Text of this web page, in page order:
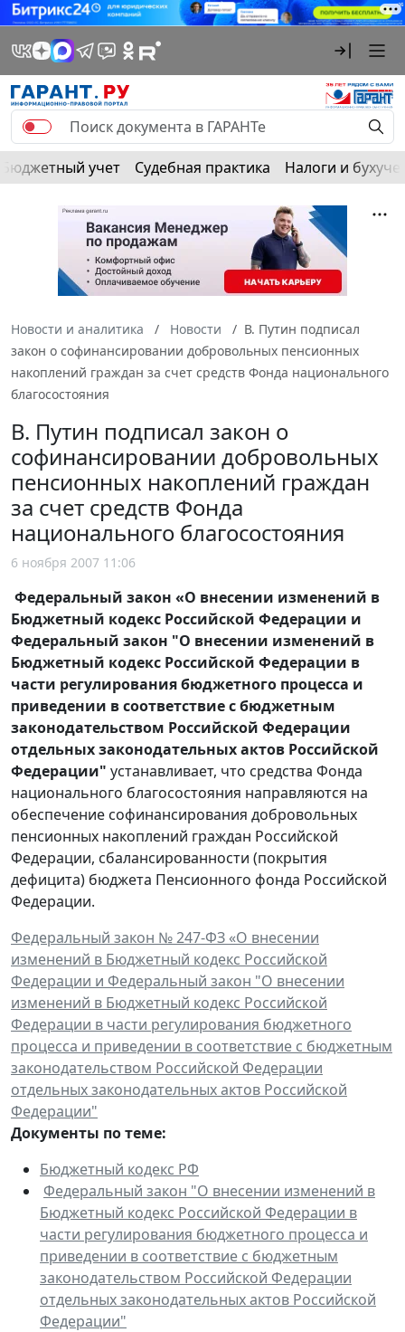
Бюджетный учет Судебная практика Налоги и
Новости и аналитика Новости
В. Путин подписал
закон о софинансировании добровольных пенсионных
накоплений граждан за счет средств Фонда национального
благосостояния
В. Путин подписал закон о
софинансировании добровольных
пенсионных накоплений граждан
за счет средств Фонда
национального благосостояния
6 ноября 2007 11:06
Федеральный закон «О внесении изменений в
Бюджетный кодекс Российской Федерации и
Федеральный закон "О внесении изменений в
Бюджетный кодекс Российской Федерации в
части регулирования бюджетного процесса и
приведении в соответствие с бюджетным
законодательством Российской Федерации
отдельных законодательных актов Российской
Федерации" устанавливает, что средства Фонда
национального благосостояния направляются на
обеспечение софинансирования добровольных
пенсионных накоплений граждан Российской
Федерации, сбалансированности (покрытия
дефицита) бюджета Пенсионного фонда Российской
Федерации.
Федеральный закон № 247-ФЗ «О внесении
изменений в Бюджетный кодекс Российской
Федерации и Федеральный закон "О внесении
изменений в Бюджетный кодекс Российской
Федерации в части регулирования бюджетного
процесса и приведении в соответствие с бюджетным
законодательством Российской Федерации
отдельных законодательных актов Российской
Федерации"
Документы по теме:
Бюджетный кодекс РФ
Федеральный закон "О внесении изменений в
Бюджетный кодекс Российской Федерации в
части регулирования бюджетного процесса и
приведении в соответствие с бюджетным
законодательством Российской Федерации
отдельных законодательных актов Российской
Федерации"